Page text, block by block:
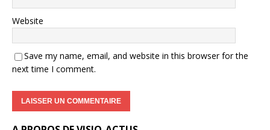
Website
Save my name, email, and website in this browser for the
next time I comment.